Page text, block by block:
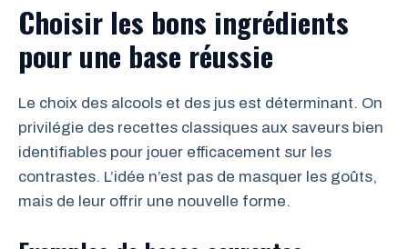
Choisir les bons ingrédients
pour une base réussie
Le choix des alcools et des jus est déterminant. On
privilégie des recettes classiques aux saveurs bien
identifiables pour jouer efficacement sur les
contrastes. L’idée n’est pas de masquer les goûts,
mais de leur offrir une nouvelle forme.